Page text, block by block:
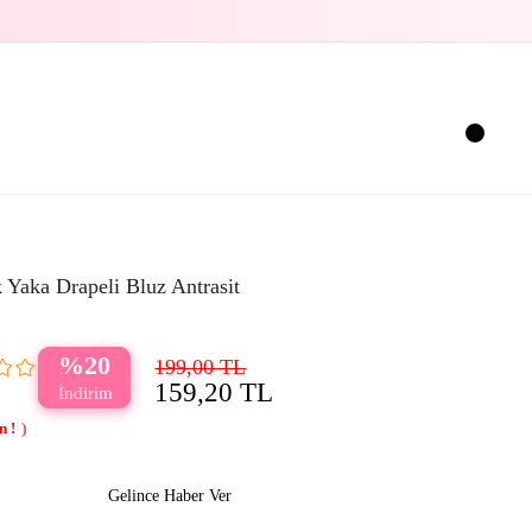
Yaka Drapeli Bluz Antrasit
20 199,00 TL
159,20 TL
Gelince Haber Ver